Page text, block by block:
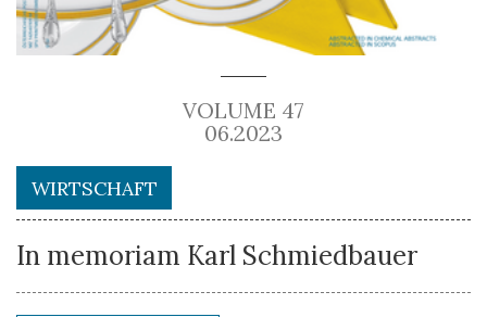
VOLUME 47
06.2023
WIRTSCHAFT
In memoriam Karl Schmiedbauer